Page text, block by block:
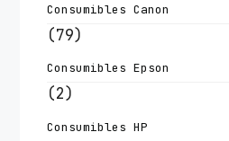
Consumibles Canon
(79)
Consumibles Epson
(2)
Consumibles HP